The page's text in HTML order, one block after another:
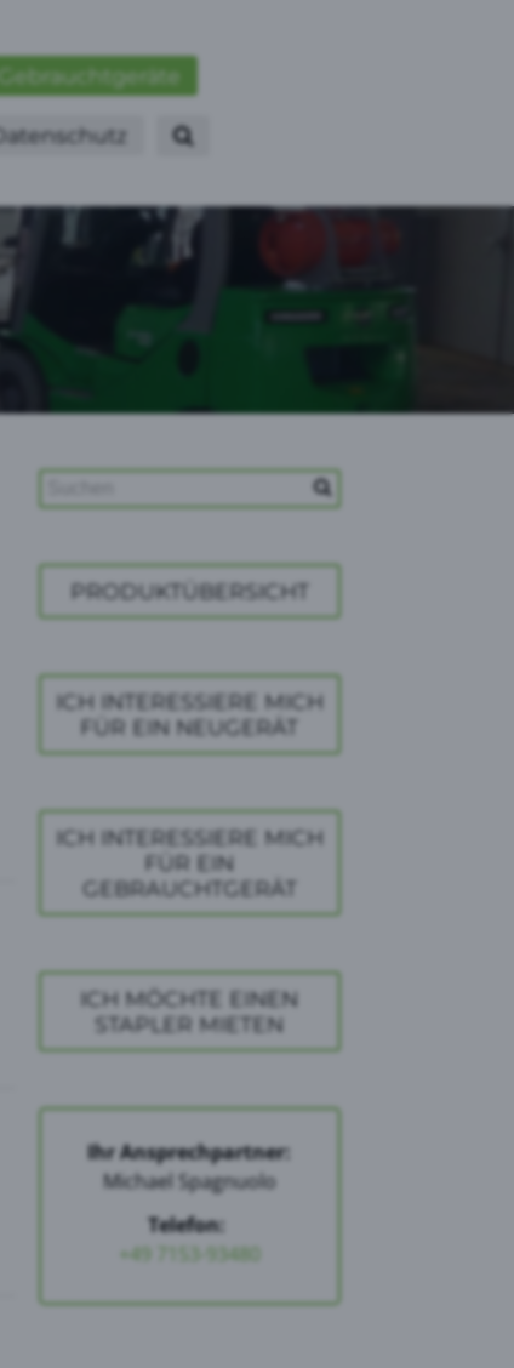
Gebrauchtgeräte
Datenschutz
PRODUKTÜBERSICHT
ICH INTERESSIERE MICH
FÜR EIN NEUGERÄT
ICH INTERESSIERE MICH
FÜR EIN
GEBRAUCHTGERÄT
ICH MÖCHTE EINEN
STAPLER MIETEN
Ihr Ansprechpartner:
Michael Spagnuolo
Telefon:
+49 7153-93480